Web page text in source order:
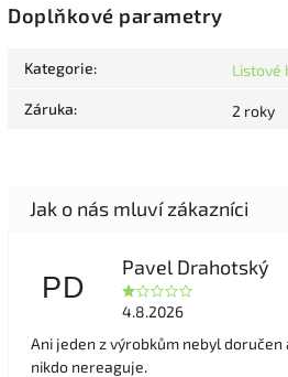
Doplňkové parametry
Kategorie: Listové
Záruka: 2 roky
PD
Pavel Drahotský
4.8.2026
Ani jeden z výrobkům nebyl
nikdo nereaguje.